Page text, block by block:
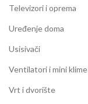
Televizori i oprema
Uređenje doma
Usisivači
Ventilatori i mini klime
Vrt i dvorište